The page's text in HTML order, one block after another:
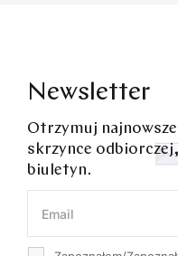
Newsletter
Otrzymuj
skrzynce
biuletyn.